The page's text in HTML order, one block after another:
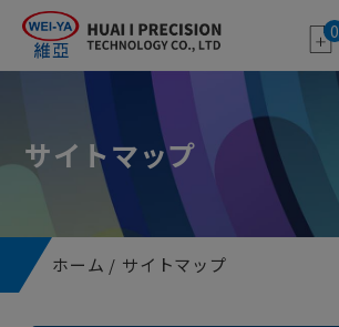
0
サイトマップ
ホーム サイトマップ
クッキー利用の管理について